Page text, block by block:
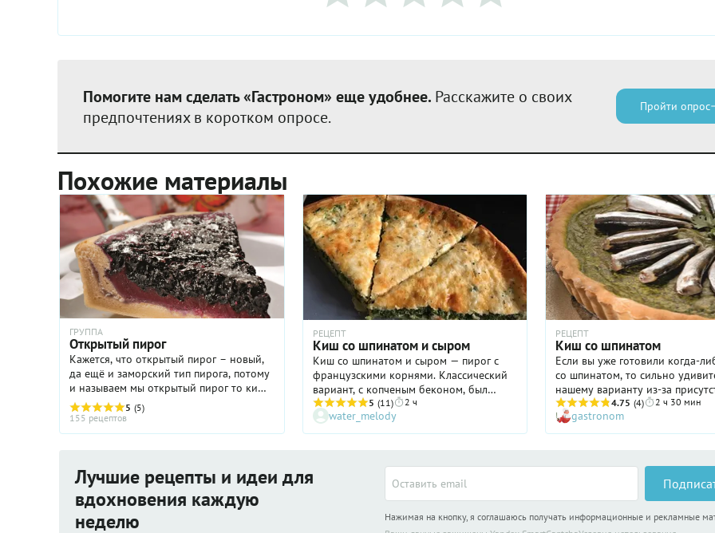
Помогите нам сделать «Гастроном» еще удобнее. Расскажите о своих
предпочтениях в коротком опросе.
Пройти опрос
Похожие материалы
ГРУППА
Открытый пирог
Кажется, что открытый пирог – новый,
да ещё и заморский тип пирога, потому
и называем мы открытый пирог то киш,
то тарт. Но стоит немного задуматься, и
станет понятно, что наши родные
ватрушки, ...
5 (5)
155 рецептов
РЕЦЕПТ
Киш со шпинатом и сыром
Киш со шпинатом и сыром — пирог с
французскими корнями. Классический
вариант, с копченым беконом, был
изобретен в Лотарингии. Изначально
пирог готовили на хлебном тесте, но
потом оно было заменено тонким
была настолько хороша, что вариации
на эту тему просто не могли не
появиться: киш стали готовить с
грибами и рыбой, мясом и курицей,
5 (11) 2 ч
water_melody
РЕЦЕПТ
Киш со шпинатом
Если вы уже готовили когда-
со шпинатом, то сильно
нашему варианту из-за
кильки в составе начинки.
ли такое решение? Мы уверены,
Эта рыбка придает блюду
невероятное множество! Киши
грибами (лесными или
с овощами (от спаржи до
4.75 (4) 2 ч 30 мин
gastronom
Лучшие рецепты и идеи для
вдохновения каждую
неделю
Нажимая на кнопку, я соглашаюсь получать информационные и рекламные